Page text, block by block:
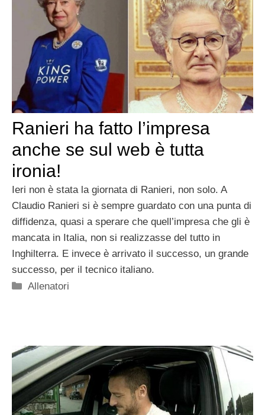
Ranieri ha fatto l’impresa
anche se sul web è tutta
ironia!
Ieri non è stata la giornata di Ranieri, non solo. A
Claudio Ranieri si è sempre guardato con una punta di
diffidenza, quasi a sperare che quell’impresa che gli è
mancata in Italia, non si realizzasse del tutto in
Inghilterra. E invece è arrivato il successo, un grande
successo, per il tecnico italiano.
Categorie
Allenatori